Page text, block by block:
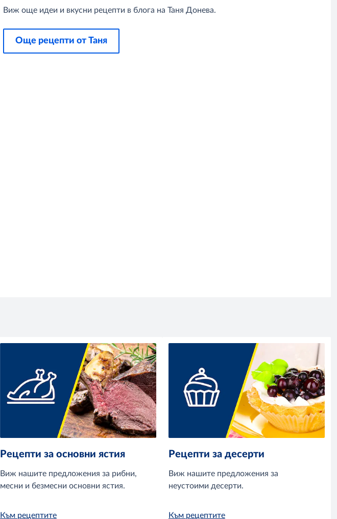
Виж още идеи и вкусни рецепти в блога на Таня Донева.
Още рецепти от Таня
Рецепти за основни ястия
Виж нашите предложения за рибни,
месни и безмесни основни ястия.
Към рецептите
Рецепти за десерти
Виж нашите предложения за
неустоими десерти.
Към рецептите